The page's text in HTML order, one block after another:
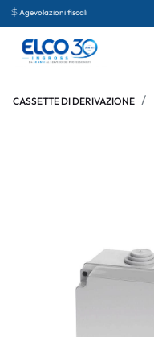
Agevolazioni fiscali
CASSETTE DI DERIVAZIONE